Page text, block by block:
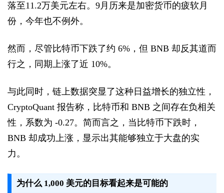
落至11.2万美元左右。9月历来是加密货币的疲软月
份，今年也不例外。
然而，尽管比特币下跌了约 6%，但 BNB 却反其道而
行之，同期上涨了近 10%。
与此同时，链上数据突显了这种日益增长的独立性，
CryptoQuant 报告称，比特币和 BNB 之间存在负相关
性，系数为 -0.27。简而言之，当比特币下跌时，
BNB 却成功上涨，显示出其能够独立于大盘的实
力。
为什么 1,000 美元的目标看起来是可能的